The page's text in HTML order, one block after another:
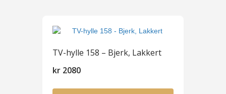
TV-hylle 158 – Bjerk, Lakkert
kr 2080